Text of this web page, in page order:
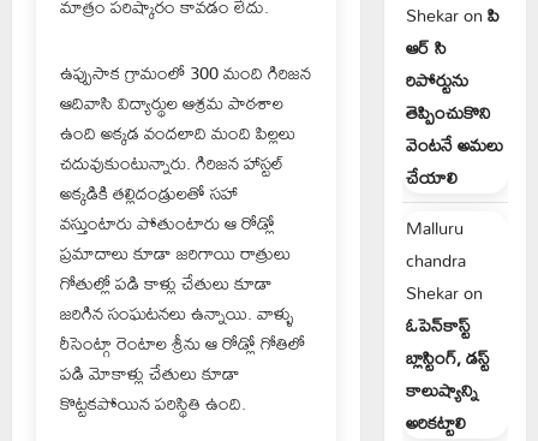
ఉప్పుసాక గ్రామంలో 300 మంది గిరిజన
ఆదివాసి విద్యార్థుల ఆశ్రమ పాఠశాల
ఉంది అక్కడ వందలాది మంది పిల్లలు
చదువుకుంటున్నారు. గిరిజన హాస్టల్
అక్కడికి తల్లిదండ్రులతో సహా
వస్తుంటారు పోతుంటారు ఆ రోడ్లో
ప్రమాదాలు కూడా జరిగాయి రాత్రులు
గోతుల్లో పడి కాళ్లు చేతులు కూడా
జరిగిన సంఘటనలు ఉన్నాయి. వాళ్ళు
రీసెంట్గా రెంటాల శ్రీను ఆ రోడ్లో గోతిలో
పడి మోకాళ్లు చేతులు కూడా
కొట్టకపోయిన పరిస్థితి ఉంది.
Shekaronపి
ఆర్ సి
రిపోర్టును
తెప్పించుకొని
వెంటనే అమలు
చేయాలి
Malluru
chandra
Shekaron
ఓపెన్‌కాస్ట్
బ్లాస్టింగ్, డస్ట్
కాలుష్యాన్ని
అరికట్టాలి